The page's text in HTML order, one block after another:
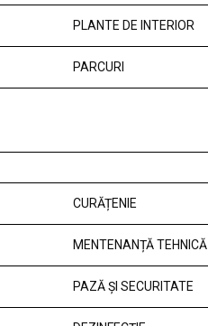
PLANTE DE INTERIOR
PARCURI
CURĂȚENIE
MENTENANȚĂ TEHNICĂ
PAZĂ ȘI SECURITATE